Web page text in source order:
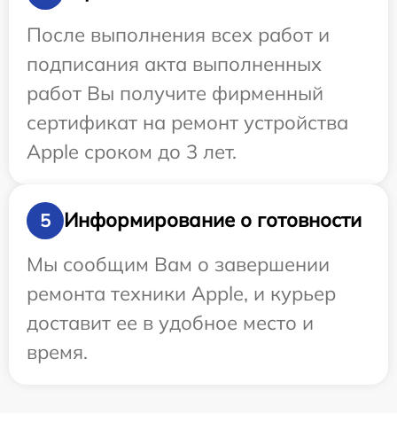
После выполнения всех работ и
подписания акта выполненных
работ Вы получите фирменный
сертификат на ремонт устройства
Apple сроком до 3 лет.
5
Информирование о готовности
Мы сообщим Вам о завершении
ремонта техники Apple, и курьер
доставит ее в удобное место и
время.